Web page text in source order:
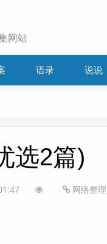
网站
语录 说说
选2篇)
网络整理